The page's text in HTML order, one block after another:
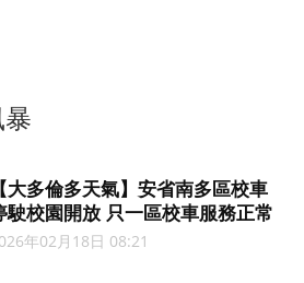
【大多倫多天氣】安省南多區校車
駛校園開放 只一區校車服務正常
年02月18日 08:21